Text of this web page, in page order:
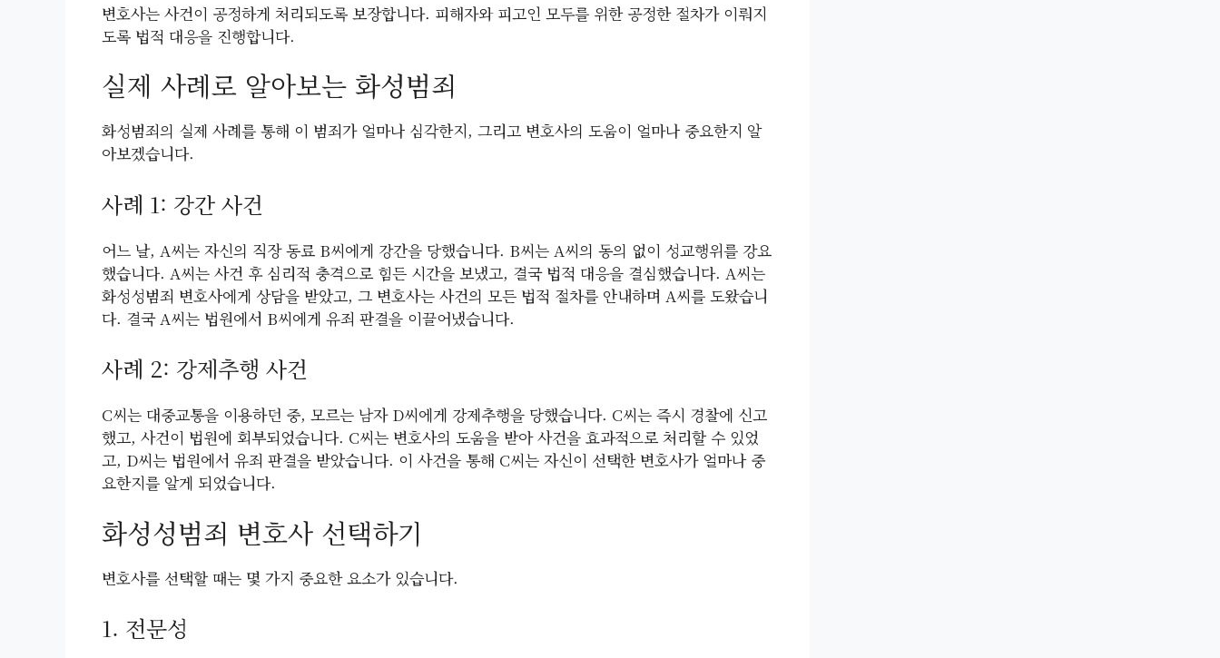
변호사는 사건이 공정하게 처리되도록 보장합니다. 피해자와 피고인 모두를 위한 공정한 절차가 이뤄지
도록 법적 대응을 진행합니다.
실제 사례로 알아보는 화성범죄
화성범죄의 실제 사례를 통해 이 범죄가 얼마나 심각한지, 그리고 변호사의 도움이 얼마나 중요한지 알
아보겠습니다.
사례 1: 강간 사건
어느 날, A씨는 자신의 직장 동료 B씨에게 강간을 당했습니다. B씨는 A씨의 동의 없이 성교행위를 강요
했습니다. A씨는 사건 후 심리적 충격으로 힘든 시간을 보냈고, 결국 법적 대응을 결심했습니다. A씨는
화성성범죄 변호사에게 상담을 받았고, 그 변호사는 사건의 모든 법적 절차를 안내하며 A씨를 도왔습니
다. 결국 A씨는 법원에서 B씨에게 유죄 판결을 이끌어냈습니다.
사례 2: 강제추행 사건
C씨는 대중교통을 이용하던 중, 모르는 남자 D씨에게 강제추행을 당했습니다. C씨는 즉시 경찰에 신고
했고, 사건이 법원에 회부되었습니다. C씨는 변호사의 도움을 받아 사건을 효과적으로 처리할 수 있었
고, D씨는 법원에서 유죄 판결을 받았습니다. 이 사건을 통해 C씨는 자신이 선택한 변호사가 얼마나 중
요한지를 알게 되었습니다.
화성성범죄 변호사 선택하기
변호사를 선택할 때는 몇 가지 중요한 요소가 있습니다.
1. 전문성